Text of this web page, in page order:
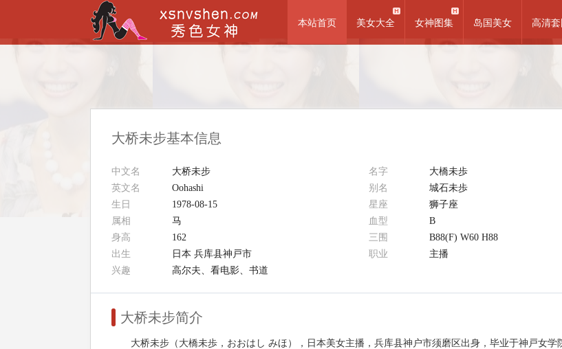
本站首页 美女大全 女神图集 岛国美女 高清套
大桥未步基本信息
中文名 大桥未步 名字
大橋未歩
英文名
Oohashi 别名
城石未歩
生日
1978-08-15 星座
狮子座
属相
马 血型
B
身高
162 三围
B88(F) W60 H88
出生
日本 兵库县神戸市 职业
主播
兴趣
高尔夫、看电影、书道
大桥未步简介
大桥未步（大橋未歩，おおはし みほ），日本美女主播，兵库县神户市须磨区出身，毕业于神戸女学